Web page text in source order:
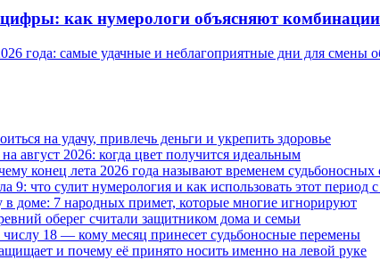
как нумерологи объясняют комбинации
года: самые удачные и неблагоприятные дни для смены
на удачу, привлечь деньги и укрепить здоровье
август 2026: когда цвет получится идеальным
конец лета 2026 года называют временем судьбоносных
9: что сулит нумерология и как использовать этот период
в доме: 7 народных примет, которые многие игнорируют
оберег считали защитником дома и семьи
18 — кому месяц принесет судьбоносные перемены
и почему её принято носить именно на левой руке